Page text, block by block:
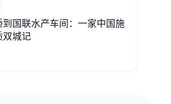
到国联水产车间：一家中国施
双城记